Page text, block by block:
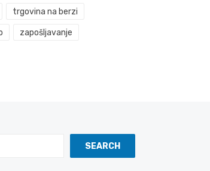
trgovina na berzi
zapošljavanje
SEARCH